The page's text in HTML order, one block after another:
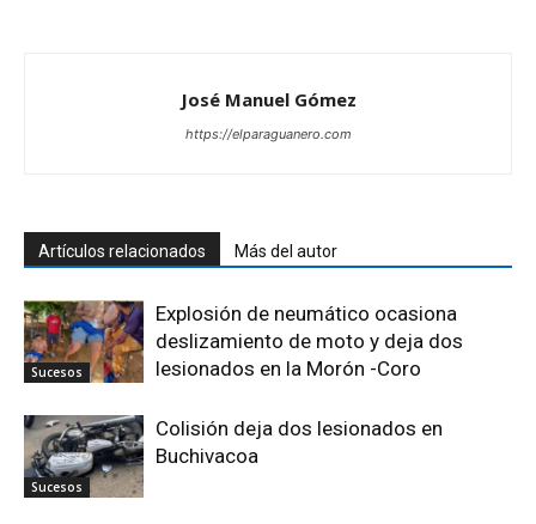
José Manuel Gómez
https://elparaguanero.com
Artículos relacionados Más del autor
Sucesos
Explosión de neumático ocasiona
deslizamiento de moto y deja dos
lesionados en la Morón -Coro
Sucesos
Colisión deja dos lesionados en
Buchivacoa